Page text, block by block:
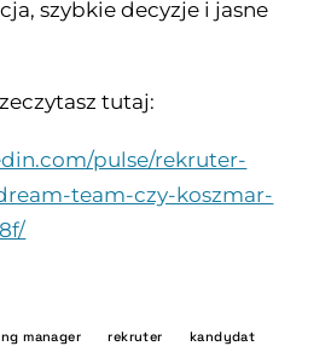
szybkie decyzje i jasne
tutaj:
pulse/rekruter-
team-czy-koszmar-
manager rekruter
kandydat